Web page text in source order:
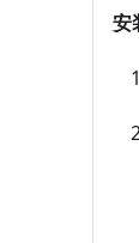
安